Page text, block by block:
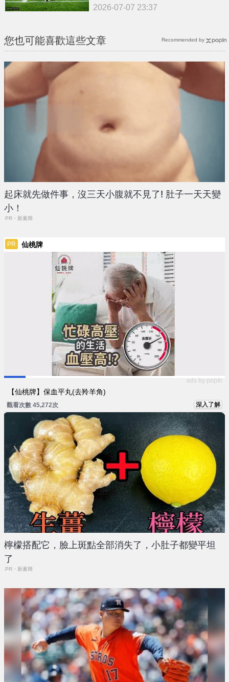
2026-07-07 23:37
您也可能喜歡這些文章
起床就先做件事，沒三天小腹就不見了! 肚子一天天變
小！
PR・新素簡
PR 仙桃牌
ads by popIn
【仙桃牌】保血平丸(去羚羊角)
觀看次數 45,278次 深入了解
檸檬搭配它，臉上斑點全部消失了，小肚子都變平坦
了
PR・新素簡
Recommended by